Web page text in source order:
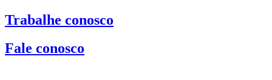
Trabalhe conosco
Fale conosco